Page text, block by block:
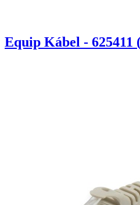
Equip Kábel - 625411